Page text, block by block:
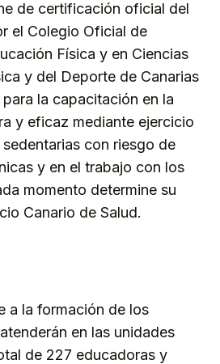
de certificación oficial del
el Colegio Oficial de
Física y en Ciencias
y del Deporte de Canarias
la capacitación en la
y eficaz mediante ejercicio
con riesgo de
y en el trabajo con los
momento determine su
Canario de Salud.
a la formación de los
en las unidades
de 227 educadoras y